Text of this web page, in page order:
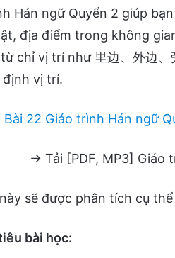
Hán ngữ Quyển 2 giúp
địa điểm trong không
chỉ vị trí như 里边、外边
vị trí.
Bài 22 Giáo trình Hán ngữ
→ Tải [PDF, MP3] Giáo
sẽ được phân tích cụ
bài học: